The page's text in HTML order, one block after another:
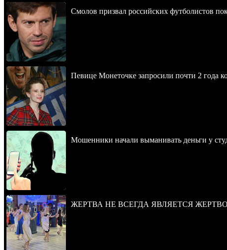
Смолов призвал российских футболистов
Певице Монеточке запросили почти 2 года
Мошенники начали выманивать деньги у
ЖЕРТВА НЕ ВСЕГДА ЯВЛЯЕТСЯ